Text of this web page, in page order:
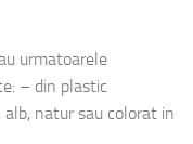
urmatoarele
– din plastic
natur sau colorat in